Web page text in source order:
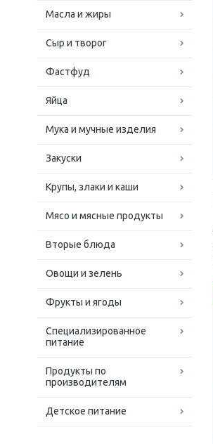
Масла и жиры
Сыр и творог
Фастфуд
Яйца
Мука и мучные изделия
Закуски
Крупы, злаки и каши
Мясо и мясные продукты
Вторые блюда
Овощи и зелень
Фрукты и ягоды
Специализированное
питание
Продукты по
производителям
Детское питание